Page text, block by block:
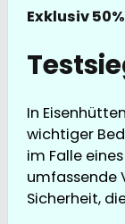
Exklusiv
In
wichtiger
im Falle
umfassende
Sicherheit,